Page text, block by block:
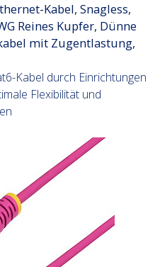
Kabel, Snagless,
Reines Kupfer, Dünne
mit Zugentlastung,
Kabel durch Einrichtungen
Flexibilität und